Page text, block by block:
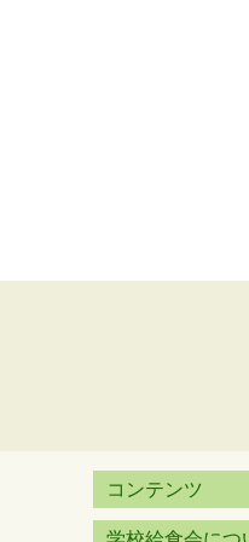
コンテンツ